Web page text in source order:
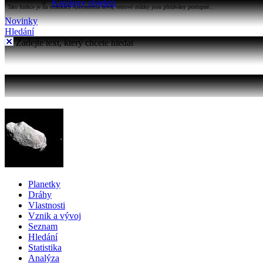
Katalogy objektů
Tato funkce je na stránkách Astronomia nová, testové otázky jsou přidávány postupně...
Novinky
Hledání
Zadejte text, který chcete hledat
Planetky
Dráhy
Vlastnosti
Vznik a vývoj
Seznam
Hledání
Statistika
Analýza